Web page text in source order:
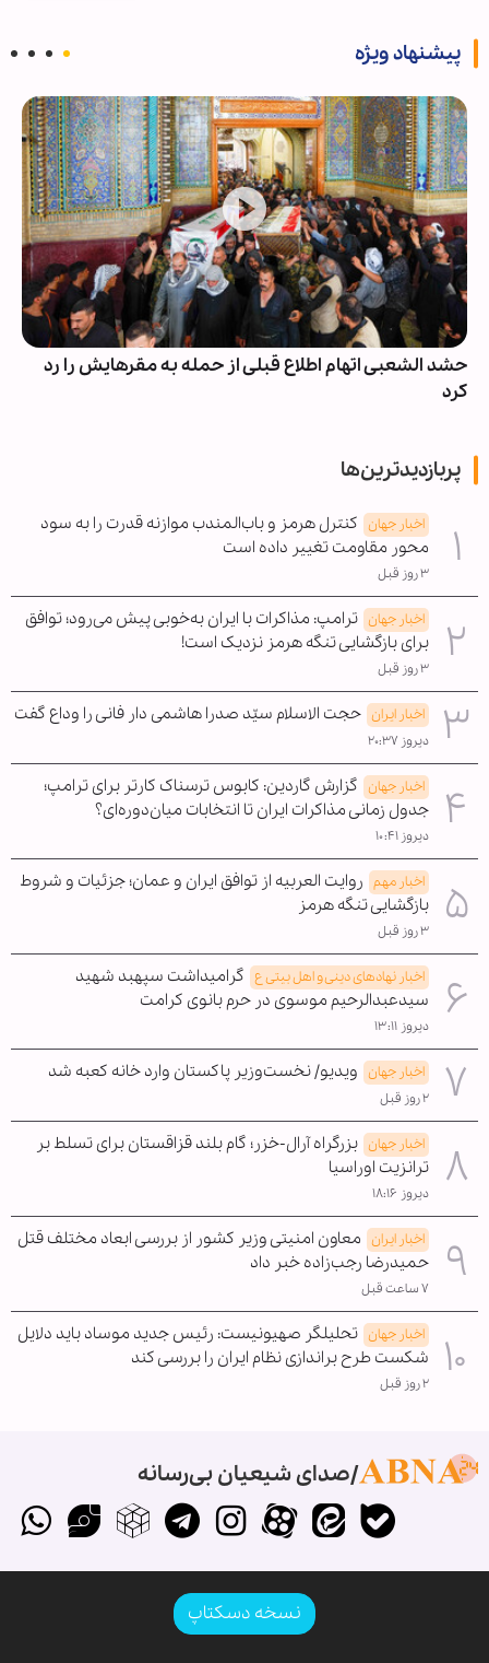
پیشنهاد ویژه
حشد الشعبی اتهام اطلاع قبلی از حمله به مقرهایش را رد
کرد
پربازدیدترین‌ها
اخبار جهان کنترل هرمز و باب‌المندب موازنه قدرت را به سود
محور مقاومت تغییر داده است
۳ روز قبل
اخبار جهان ترامپ: مذاکرات با ایران به‌خوبی پیش می‌رود؛ توافق
برای بازگشایی تنگه هرمز نزدیک است!
۳ روز قبل
اخبار ایران حجت الاسلام سیّد صدرا هاشمی دار فانی را وداع گفت
دیروز ۲۰:۳۷
اخبار جهان گزارش گاردین: کابوس ترسناک کارتر برای ترامپ؛
جدول زمانی مذاکرات ایران تا انتخابات میان‌دوره‌ای؟
دیروز ۱۰:۴۱
اخبار مهم روایت العربیه از توافق ایران و عمان؛ جزئیات و شروط
بازگشایی تنگه هرمز
۳ روز قبل
اخبار نهادهای دینی و اهل بیتی ع گرامیداشت سپهبد شهید
سیدعبدالرحیم موسوی در حرم بانوی کرامت
دیروز ۱۳:۱۱
اخبار جهان ویدیو/ نخست‌وزیر پاکستان وارد خانه کعبه شد
۲ روز قبل
اخبار جهان بزرگراه آرال-خزر؛ گام بلند قزاقستان برای تسلط بر
ترانزیت اوراسیا
دیروز ۱۸:۱۶
اخبار ایران معاون امنیتی وزیر کشور از بررسی ابعاد مختلف قتل
حمیدرضا رجب‌زاده خبر داد
۷ ساعت قبل
اخبار جهان تحلیلگر صهیونیست: رئیس جدید موساد باید دلایل
شکست طرح براندازی نظام ایران را بررسی کند
۲ روز قبل
صدای شیعیان بی‌رسانه
نسخه دسکتاپ